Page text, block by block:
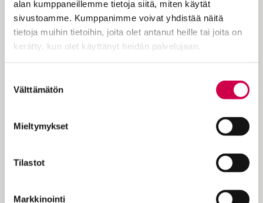
alan kumppaneillemme tietoja siitä, miten käytät
sivustoamme. Kumppanimme voivat yhdistää näitä
tietoja muihin tietoihin, joita olet antanut heille tai joita on
kerätty, kun olet käyttänyt heidän palvelujaan.
valinta
Välttämätön
Mieltymykset
Tilastot
Markkinointi
Heidän lippunsa liehui. Isien uhrin ansiosta
elimme…